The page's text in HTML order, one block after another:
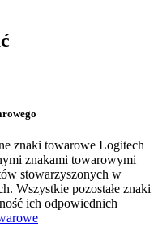
znaki towarowe Logitech
znakami towarowymi
stowarzyszonych w
Wszystkie pozostałe znaki
ich odpowiednich